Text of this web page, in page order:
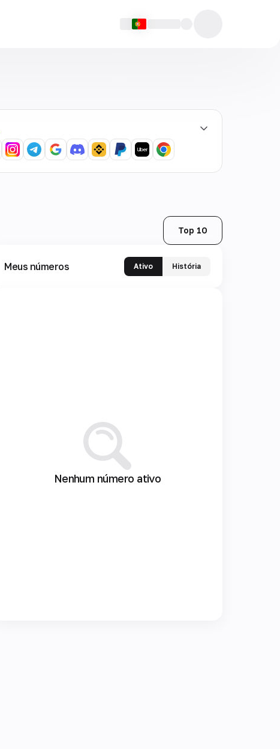
Top 10
Meus números Ativo História
Nenhum número ativo